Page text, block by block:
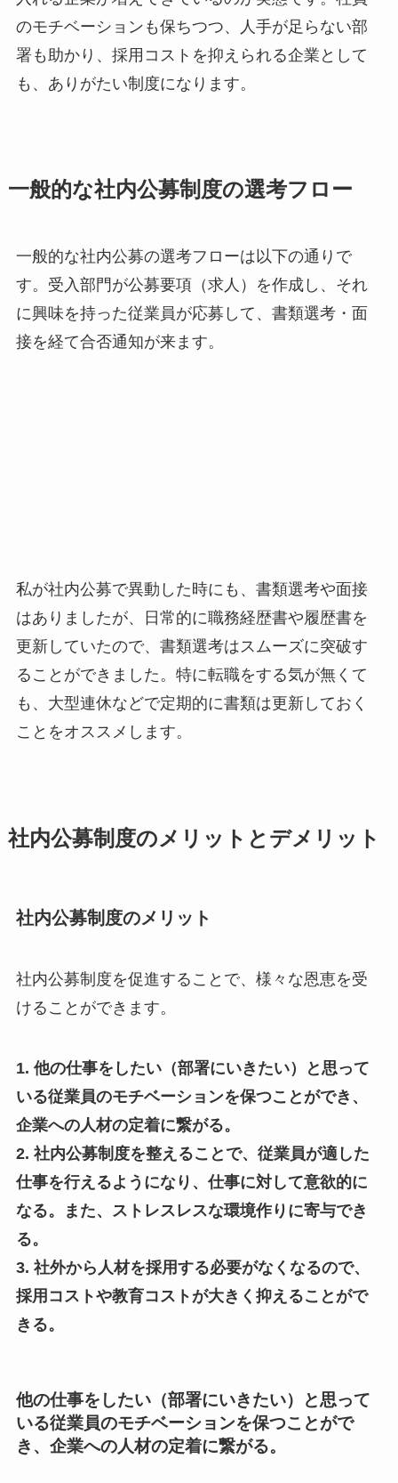
のモチベーションも保ちつつ、人手が足らない部
署も助かり、採用コストを抑えられる企業として
も、ありがたい制度になります。
一般的な社内公募制度の選考フロー
一般的な社内公募の選考フローは以下の通りで
す。受入部門が公募要項（求人）を作成し、それ
に興味を持った従業員が応募して、書類選考・面
接を経て合否通知が来ます。
私が社内公募で異動した時にも、書類選考や面接
はありましたが、日常的に職務経歴書や履歴書を
更新していたので、書類選考はスムーズに突破す
ることができました。特に転職をする気が無くて
も、大型連休などで定期的に書類は更新しておく
ことをオススメします。
社内公募制度のメリットとデメリット
社内公募制度のメリット
社内公募制度を促進することで、様々な恩恵を受
けることができます。
1. 他の仕事をしたい（部署にいきたい）と思って
いる従業員のモチベーションを保つことができ、
企業への人材の定着に繋がる。
2. 社内公募制度を整えることで、従業員が適した
仕事を行えるようになり、仕事に対して意欲的に
なる。また、ストレスレスな環境作りに寄与でき
る。
3. 社外から人材を採用する必要がなくなるので、
採用コストや教育コストが大きく抑えることがで
きる。
他の仕事をしたい（部署にいきたい）と思って
いる従業員のモチベーションを保つことがで
き、企業への人材の定着に繋がる。